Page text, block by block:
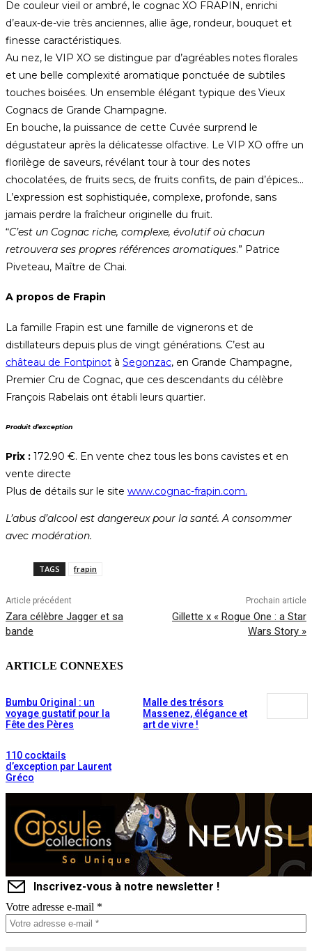
De couleur vieil or ambré, le cognac XO FRAPIN, enrichi
d’eaux-de-vie très anciennes, allie âge, rondeur, bouquet et
finesse caractéristiques.
Au nez, le VIP XO se distingue par d’agréables notes florales
et une belle complexité aromatique ponctuée de subtiles
touches boisées. Un ensemble élégant typique des Vieux
Cognacs de Grande Champagne.
En bouche, la puissance de cette Cuvée surprend le
dégustateur après la délicatesse olfactive. Le VIP XO offre un
florilège de saveurs, révélant tour à tour des notes
chocolatées, de fruits secs, de fruits confits, de pain d’épices…
L’expression est sophistiquée, complexe, profonde, sans
jamais perdre la fraîcheur originelle du fruit.
“C’est un Cognac riche, complexe, évolutif où chacun
retrouvera ses propres références aromatiques.” Patrice
Piveteau, Maître de Chai.
A propos de Frapin
La famille Frapin est une famille de vignerons et de
distillateurs depuis plus de vingt générations. C’est au
château de Fontpinot à Segonzac, en Grande Champagne,
Premier Cru de Cognac, que ces descendants du célèbre
François Rabelais ont établi leurs quartier.
Produit d’exception
Prix : 172.90 €. En vente chez tous les bons cavistes et en
vente directe
Plus de détails sur le site www.cognac-frapin.com.
L’abus d’alcool est dangereux pour la santé. A consommer
avec modération.
TAGS frapin
Article précédent
Zara célèbre Jagger et sa
bande
Prochain article
Gillette x « Rogue One : a Star
Wars Story »
ARTICLE CONNEXES
Bumbu Original : un
voyage gustatif pour la
Fête des Pères
Malle des trésors
Massenez, élégance et
art de vivre !
110 cocktails
d’exception par Laurent
Gréco
Inscrivez-vous à notre newsletter !
Votre adresse e-mail *